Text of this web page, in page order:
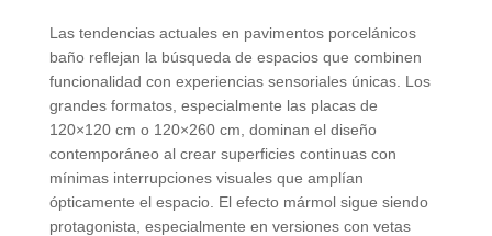
Las tendencias actuales en pavimentos porcelánicos
baño reflejan la búsqueda de espacios que combinen
funcionalidad con experiencias sensoriales únicas. Los
grandes formatos, especialmente las placas de
120×120 cm o 120×260 cm, dominan el diseño
contemporáneo al crear superficies continuas con
mínimas interrupciones visuales que amplían
ópticamente el espacio. El efecto mármol sigue siendo
protagonista, especialmente en versiones con vetas